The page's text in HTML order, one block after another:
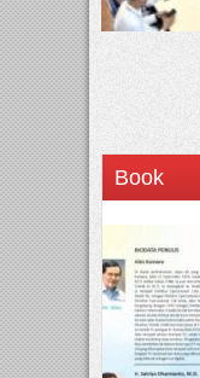
Book